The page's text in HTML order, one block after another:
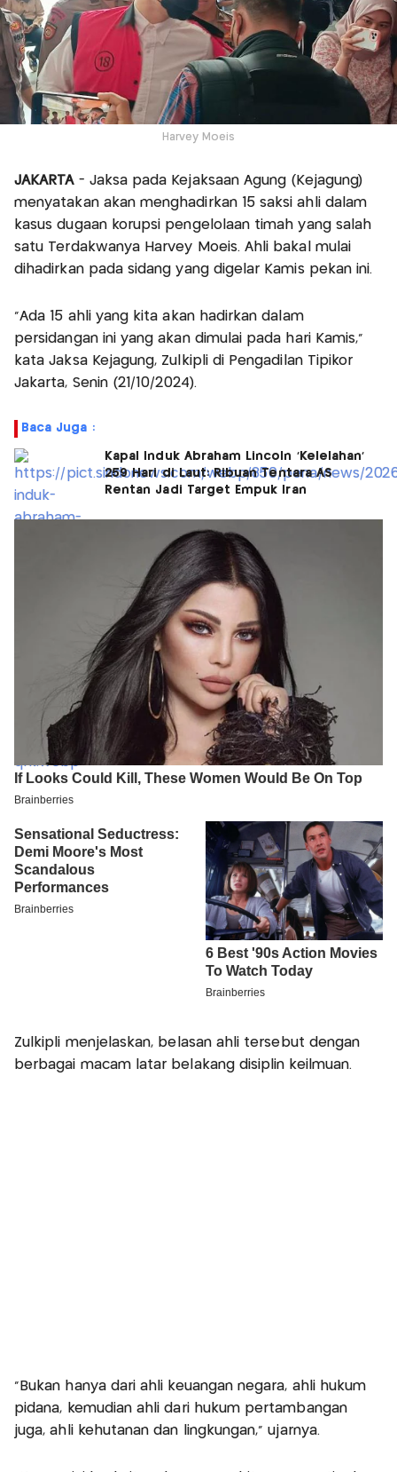
Harvey Moeis
JAKARTA- Jaksa pada Kejaksaan Agung (Kejagung)
menyatakan akan menghadirkan 15 saksi ahli dalam
kasus dugaan korupsi pengelolaan timah yang salah
satu Terdakwanya Harvey Moeis. Ahli bakal mulai
dihadirkan pada sidang yang digelar Kamis pekan ini.
"Ada 15 ahli yang kita akan hadirkan dalam
persidangan ini yang akan dimulai pada hari Kamis,"
kata Jaksa Kejagung, Zulkipli di Pengadilan Tipikor
Jakarta, Senin (21/10/2024).
Baca Juga :
Kapal Induk Abraham Lincoln 'Kelelahan'
259 Hari di Laut: Ribuan Tentara AS
Rentan Jadi Target Empuk Iran
Zulkipli menjelaskan, belasan ahli tersebut dengan
berbagai macam latar belakang disiplin keilmuan.
"Bukan hanya dari ahli keuangan negara, ahli hukum
pidana, kemudian ahli dari hukum pertambangan
juga, ahli kehutanan dan lingkungan," ujarnya.